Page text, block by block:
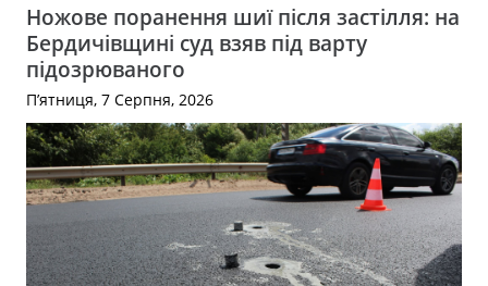
Ножове поранення шиї після застілля: на
Бердичівщині суд взяв під варту
підозрюваного
П’ятниця, 7 Серпня, 2026